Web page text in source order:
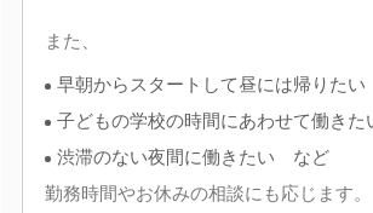
また、
早朝からスタートして昼には帰りたい
子どもの学校の時間にあわせて働きた
渋滞のない夜間に働きたい など
勤務時間やお休みの相談にも応じます。